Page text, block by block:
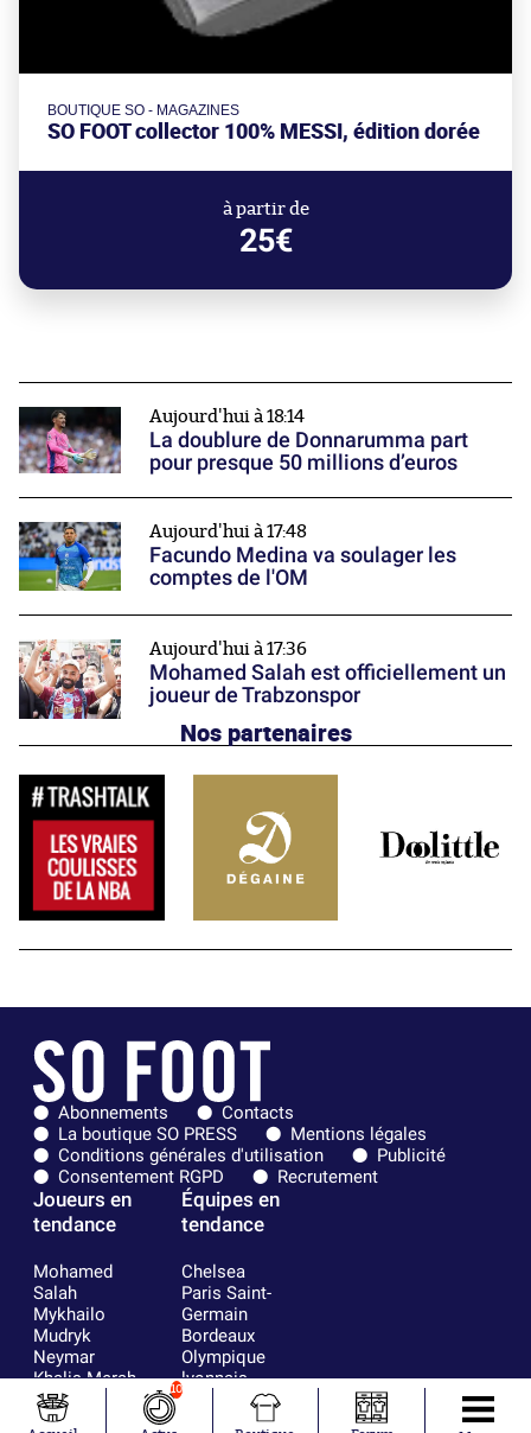
BOUTIQUE SO - MAGAZINES
SO FOOT collector 100% MESSI, édition dorée
à partir de
25€
Aujourd'hui à 18:14
La doublure de Donnarumma part
pour presque 50 millions d’euros
Aujourd'hui à 17:48
Facundo Medina va soulager les
comptes de l'OM
Aujourd'hui à 17:36
Mohamed Salah est officiellement un
joueur de Trabzonspor
Nos partenaires
Abonnements
Contacts
La boutique SO PRESS
Mentions légales
Conditions générales d'utilisation
Publicité
Consentement RGPD
Recrutement
Joueurs en
tendance
Mohamed
Salah
Mykhailo
Mudryk
Neymar
Khalis Merah
Loïs Openda
Moussa
Équipes en
tendance
Chelsea
Paris Saint-
Germain
Bordeaux
Olympique
lyonnais
FIFA
Real Madrid
10